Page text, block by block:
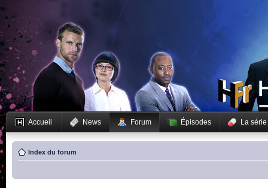
Accueil News Forum Épisodes La série
Index du forum